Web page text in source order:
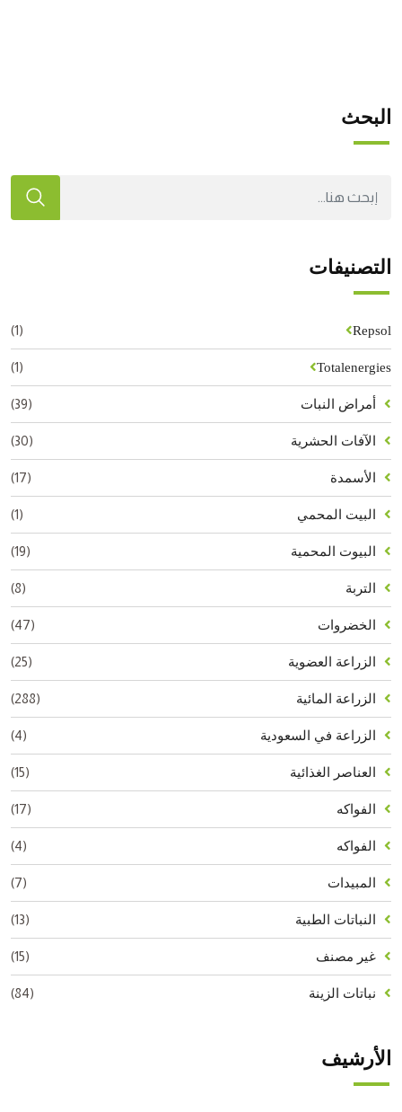
البحث
التصنيفات
Repsol
(1)
Totalenergies
(1)
أمراض النبات (39)
الآفات الحشرية (30)
الأسمدة (17)
البيت المحمي (1)
البيوت المحمية (19)
التربة (8)
الخضروات (47)
الزراعة العضوية (25)
الزراعة المائية (288)
الزراعة في السعودية (4)
العناصر الغذائية (15)
الفواكه (17)
الفواكه (4)
المبيدات (7)
النباتات الطبية (13)
غير مصنف (15)
نباتات الزينة (84)
الأرشيف